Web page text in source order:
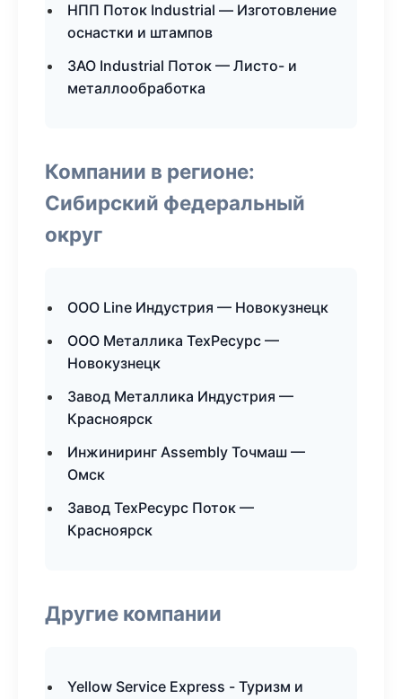
НПП Поток Industrial — Изготовление
оснастки и штампов
ЗАО Industrial Поток — Листо- и
металлообработка
Компании в регионе:
Сибирский федеральный
округ
ООО Line Индустрия — Новокузнецк
ООО Металлика ТехРесурс —
Новокузнецк
Завод Металлика Индустрия —
Красноярск
Инжиниринг Assembly Точмаш —
Омск
Завод ТехРесурс Поток —
Красноярск
Другие компании
Yellow Service Express - Туризм и